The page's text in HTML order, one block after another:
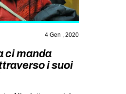
FREESTYLE
TSUNAMI
4 Gen , 2020
ci manda
i suoi